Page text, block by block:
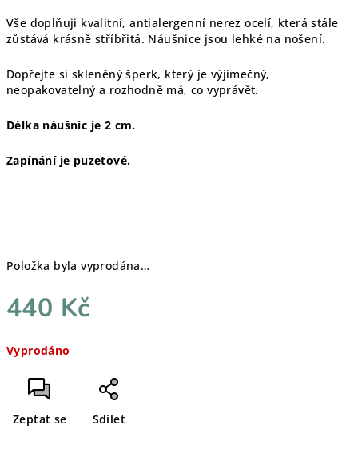
Vše doplňuji kvalitní, antialergenní nerez ocelí, která stále
zůstává krásně stříbřitá. Náušnice jsou lehké na nošení.
Dopřejte si skleněný šperk, který je výjimečný,
neopakovatelný a rozhodně má, co vyprávět.
Délka náušnic je 2 cm.
Zapínání je puzetové.
Položka byla vyprodána…
440 Kč
cena:
Vyprodáno
Zeptat se Sdílet